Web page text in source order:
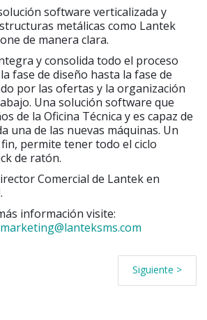
software verticalizada y
metálicas como Lantek
de manera clara.
y consolida todo el proceso
fase de diseño hasta la fase de
por las ofertas y la organización
Una solución software que
de la Oficina Técnica y es capaz de
una de las nuevas máquinas. Un
permite tener todo el ciclo
de ratón.
Comercial de Lantek en
información visite:
marketing@lanteksms.com
Siguiente >